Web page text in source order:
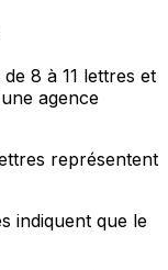
8 à 11 lettres et
agence
représentent
indiquent que le